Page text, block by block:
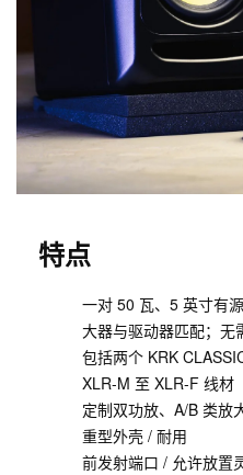
特点
一对 50 瓦、5 英寸有
大器与驱动器匹配；无
包括两个 KRK
XLR-M 至 XLR-F 线材
定制双功放、A/B 类放
重型外壳 / 耐用
前发射端口 / 允许放置